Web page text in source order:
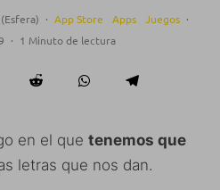
· App Store Apps Juegos ·
· 1 Minuto de lectura
en el que tenemos que
letras que nos dan.